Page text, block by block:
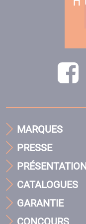
MARQUES
PRESSE
CATALOGUES
GARANTIE
CONCOURS